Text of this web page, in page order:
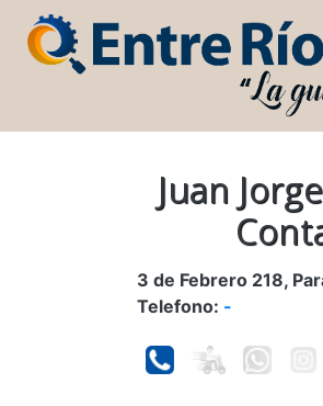
Juan
3 de Febrero 218,
Telefono: -